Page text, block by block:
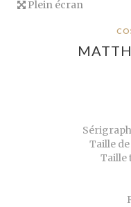
Plein écran
Taille
Taille